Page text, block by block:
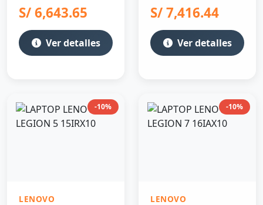
S/ 6,643.65
Ver detalles
S/ 7,416.44
Ver detalles
-10%
LENOVO
-10%
LENOVO